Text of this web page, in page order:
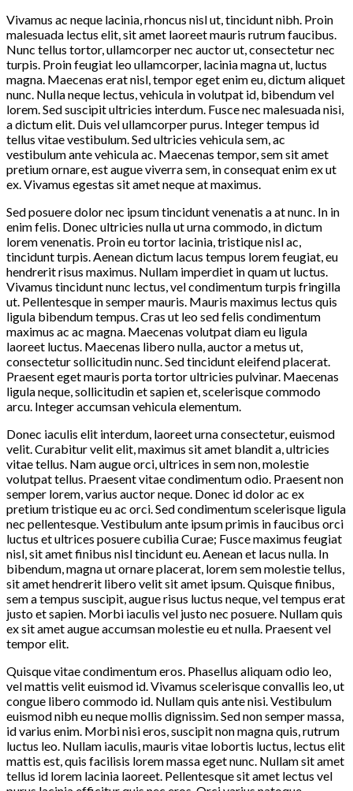
Vivamus ac neque lacinia, rhoncus nisl ut, tincidunt nibh. Proin
malesuada lectus elit, sit amet laoreet mauris rutrum faucibus.
Nunc tellus tortor, ullamcorper nec auctor ut, consectetur nec
turpis. Proin feugiat leo ullamcorper, lacinia magna ut, luctus
magna. Maecenas erat nisl, tempor eget enim eu, dictum aliquet
nunc. Nulla neque lectus, vehicula in volutpat id, bibendum vel
lorem. Sed suscipit ultricies interdum. Fusce nec malesuada nisi,
a dictum elit. Duis vel ullamcorper purus. Integer tempus id
tellus vitae vestibulum. Sed ultricies vehicula sem, ac
vestibulum ante vehicula ac. Maecenas tempor, sem sit amet
pretium ornare, est augue viverra sem, in consequat enim ex ut
ex. Vivamus egestas sit amet neque at maximus.
Sed posuere dolor nec ipsum tincidunt venenatis a at nunc. In in
enim felis. Donec ultricies nulla ut urna commodo, in dictum
lorem venenatis. Proin eu tortor lacinia, tristique nisl ac,
tincidunt turpis. Aenean dictum lacus tempus lorem feugiat, eu
hendrerit risus maximus. Nullam imperdiet in quam ut luctus.
Vivamus tincidunt nunc lectus, vel condimentum turpis fringilla
ut. Pellentesque in semper mauris. Mauris maximus lectus quis
ligula bibendum tempus. Cras ut leo sed felis condimentum
maximus ac ac magna. Maecenas volutpat diam eu ligula
laoreet luctus. Maecenas libero nulla, auctor a metus ut,
consectetur sollicitudin nunc. Sed tincidunt eleifend placerat.
Praesent eget mauris porta tortor ultricies pulvinar. Maecenas
ligula neque, sollicitudin et sapien et, scelerisque commodo
arcu. Integer accumsan vehicula elementum.
Donec iaculis elit interdum, laoreet urna consectetur, euismod
velit. Curabitur velit elit, maximus sit amet blandit a, ultricies
vitae tellus. Nam augue orci, ultrices in sem non, molestie
volutpat tellus. Praesent vitae condimentum odio. Praesent non
semper lorem, varius auctor neque. Donec id dolor ac ex
pretium tristique eu ac orci. Sed condimentum scelerisque ligula
nec pellentesque. Vestibulum ante ipsum primis in faucibus orci
luctus et ultrices posuere cubilia Curae; Fusce maximus feugiat
nisl, sit amet finibus nisl tincidunt eu. Aenean et lacus nulla. In
bibendum, magna ut ornare placerat, lorem sem molestie tellus,
sit amet hendrerit libero velit sit amet ipsum. Quisque finibus,
sem a tempus suscipit, augue risus luctus neque, vel tempus erat
justo et sapien. Morbi iaculis vel justo nec posuere. Nullam quis
ex sit amet augue accumsan molestie eu et nulla. Praesent vel
tempor elit.
Quisque vitae condimentum eros. Phasellus aliquam odio leo,
vel mattis velit euismod id. Vivamus scelerisque convallis leo, ut
congue libero commodo id. Nullam quis ante nisi. Vestibulum
euismod nibh eu neque mollis dignissim. Sed non semper massa,
id varius enim. Morbi nisi eros, suscipit non magna quis, rutrum
luctus leo. Nullam iaculis, mauris vitae lobortis luctus, lectus elit
mattis est, quis facilisis lorem massa eget nunc. Nullam sit amet
tellus id lorem lacinia laoreet. Pellentesque sit amet lectus vel